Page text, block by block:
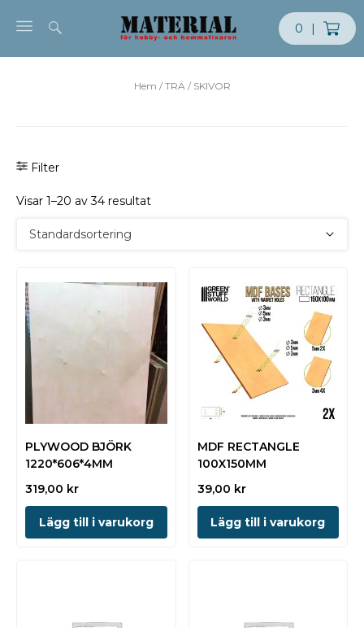
0
|
Hem / TRÄ/ SKIVOR
Filter
Visar 1–20 av 34 resultat
PLYWOOD BJÖRK
1220*606*4MM
319,00 kr
Lägg till i varukorg
MDF RECTANGLE
100X150MM
39,00 kr
Lägg till i varukorg